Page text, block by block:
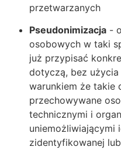
przetwarzanych
Pseudonimizacja -
osobowych w taki
już przypisać
dotyczą, bez
warunkiem że takie
przechowywane
technicznymi i
uniemożliwiającymi
zidentyfikowanej